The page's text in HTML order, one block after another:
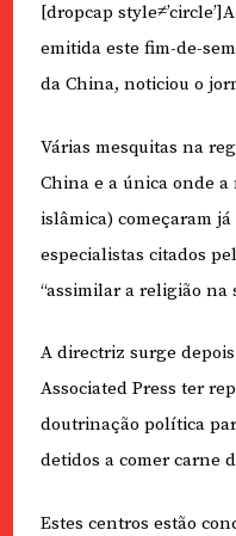
[dropcap
emitida este fim-de-
da China, noticiou o
Várias mesquitas na
China e a única onde
islâmica) começaram
especialistas citados
“assimilar a religião na
A directriz surge
Associated Press ter
doutrinação política
detidos a comer carne
Estes centros estão